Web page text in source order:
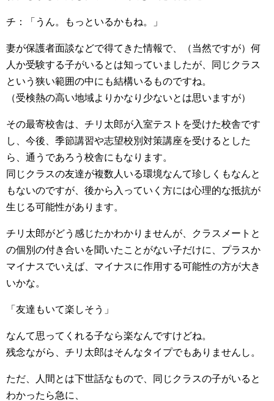
チ：「うん。もっといるかもね。」
妻が保護者面談などで得てきた情報で、（当然ですが）何
人か受験する子がいるとは知っていましたが、同じクラス
という狭い範囲の中にも結構いるものですね。
（受検熱の高い地域よりかなり少ないとは思いますが）
その最寄校舎は、チリ太郎が入室テストを受けた校舎です
し、今後、季節講習や志望校別対策講座を受けるとした
ら、通うであろう校舎にもなります。
同じクラスの友達が複数人いる環境なんて珍しくもなんと
もないのですが、後から入っていく方には心理的な抵抗が
生じる可能性があります。
チリ太郎がどう感じたかわかりませんが、クラスメートと
の個別の付き合いを聞いたことがない子だけに、プラスか
マイナスでいえば、マイナスに作用する可能性の方が大き
いかな。
「友達もいて楽しそう」
なんて思ってくれる子なら楽なんですけどね。
残念ながら、チリ太郎はそんなタイプでもありませんし。
ただ、人間とは下世話なもので、同じクラスの子がいると
わかったら急に、